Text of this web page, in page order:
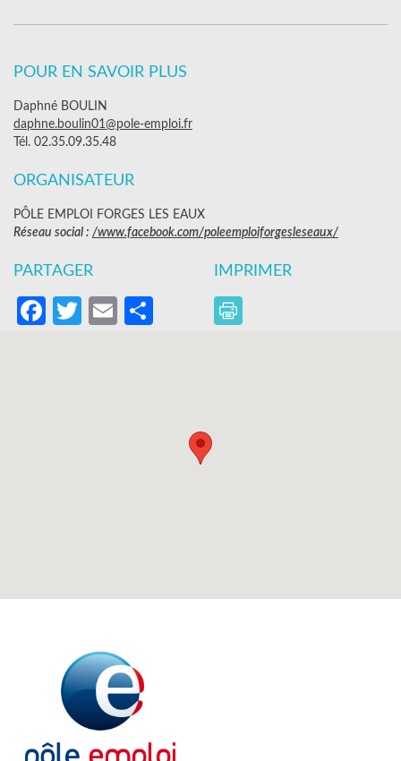
POUR EN SAVOIR PLUS
Daphné BOULIN
daphne.boulin01@pole-emploi.fr
Tél. 02.35.09.35.48
ORGANISATEUR
PÔLE EMPLOI FORGES LES EAUX
Réseau social : /www.facebook.com/poleemploiforgesleseaux/
PARTAGER
Facebook
Twitter
EmailPartager
IMPRIMER